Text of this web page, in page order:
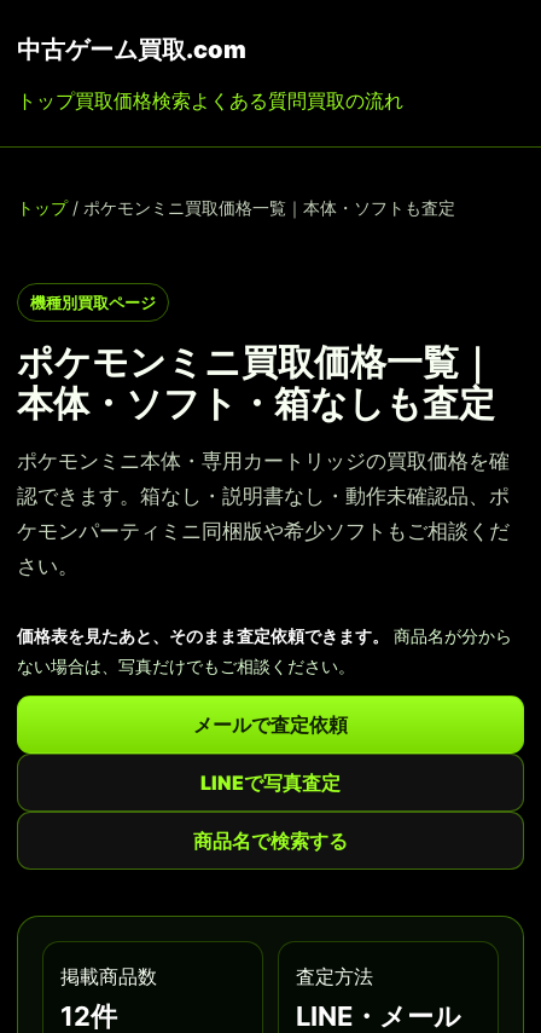
中古ゲーム買取.com
トップ買取価格検索よくある質問買取の流れ
トップ/ ポケモンミニ買取価格一覧｜本体・ソフトも査定
機種別買取ページ
ポケモンミニ買取価格一覧｜
本体・ソフト・箱なしも査定
ポケモンミニ本体・専用カートリッジの買取価格を確
認できます。箱なし・説明書なし・動作未確認品、ポ
ケモンパーティミニ同梱版や希少ソフトもご相談くだ
さい。
価格表を見たあと、そのまま査定依頼できます。
商品名が分から
ない場合は、写真だけでもご相談ください。
メールで査定依頼
LINEで写真査定
商品名で検索する
掲載商品数
12件
査定方法
LINE・メール